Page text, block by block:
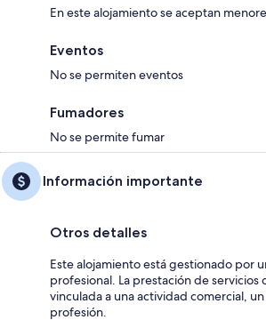
En este alojamiento se aceptan
Eventos
No se permiten eventos
Fumadores
No se permite fumar
Información importante
Otros detalles
Este alojamiento está gestionado por
profesional. La prestación de servicios
vinculada a una actividad comercial,
profesión.